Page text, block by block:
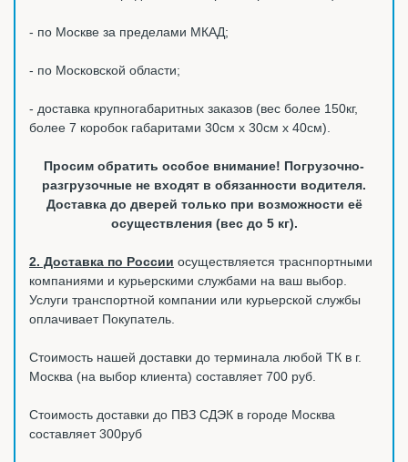
- по Москве за пределами МКАД;
- по Московской области;
- доставка крупногабаритных заказов (вес более 150кг,
более 7 коробок габаритами 30см х 30см х 40см).
Просим обратить особое внимание! Погрузочно-
разгрузочные не входят в обязанности водителя.
Доставка до дверей только при возможности её
осуществления (вес до 5 кг).
2. Доставка по России осуществляется траснпортными
компаниями и курьерскими службами на ваш выбор.
Услуги транспортной компании или курьерской службы
оплачивает Покупатель.
Стоимость нашей доставки до терминала любой ТК в г.
Москва (на выбор клиента) составляет 700 руб.
Стоимость доставки до ПВЗ СДЭК в городе Москва
составляет 300руб